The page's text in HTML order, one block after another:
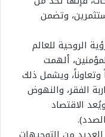
وتضمن
الروحية للعالم
ألهمت
وتعاوناً، ويشمل ذلك
الفقر، والنهوض
الاقتصاد